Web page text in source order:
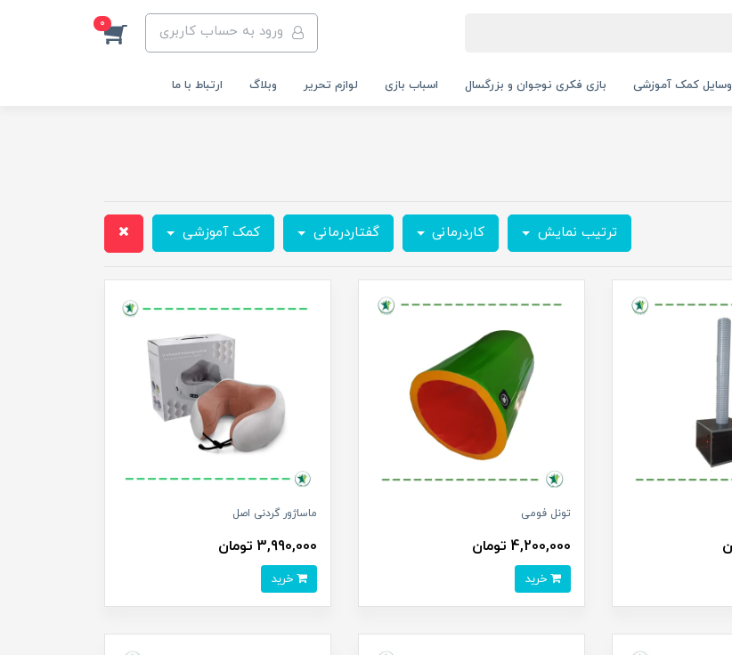
ورود به حساب کاربری 0
وسایل کمک آموزشی بازی فکری نوجوان و بزرگسال اسباب بازی لوازم تحریر وبلاگ ارتباط با ما
ترتیب نمایش کاردرمانی گفتاردرمانی کمک آموزشی
تونل فومی
4,200,000 تومان
ماساژور گردنی اصل
3,990,000 تومان